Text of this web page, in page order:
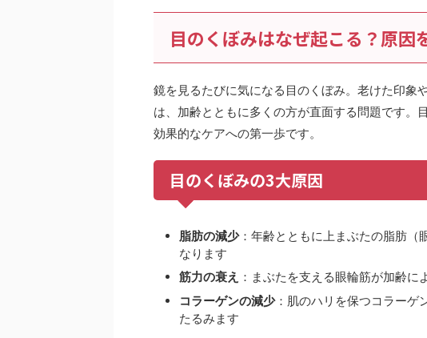
目のくぼみはなぜ起こる？原因
鏡を見るたびに気になる目のくぼみ。老けた印象
は、加齢とともに多くの方が直面する問題です。
効果的なケアへの第一歩です。
目のくぼみの3大原因
脂肪の減少：年齢とともに上まぶたの脂肪（
なります
筋力の衰え ：まぶたを支える眼輪筋が加齢
コラーゲンの減少：肌のハリを保つコラーゲ
たるみます